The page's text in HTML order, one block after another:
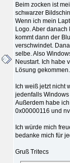
Beim zocken ist
schwarzer
Wenn ich mein
Logo. Aber
kommt dann der
verschwindet.
selbe. Also
Neustart. Ich habe
Lösung gekommen.
Ich weiß jetzt nicht
jedenfalls
Außerdem habe
0x00000116 und
Ich würde mich
bedanke mich für
Gruß Tritecs